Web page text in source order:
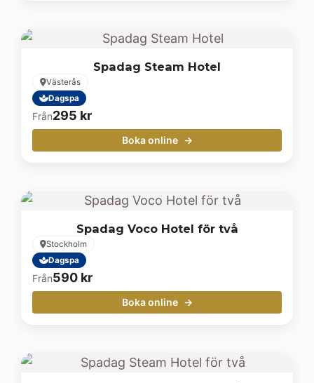
Spadag Steam Hotel
Västerås
Dagspa
Från295 kr
Boka online
Spadag Voco Hotel för två
Stockholm
Dagspa
Från590 kr
Boka online